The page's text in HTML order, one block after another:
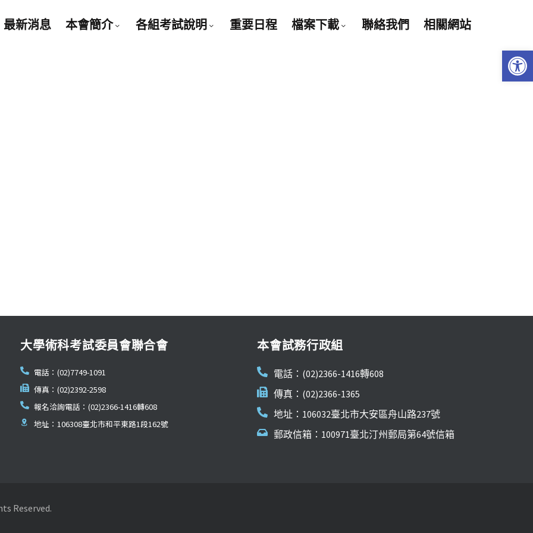
最新消息 本會簡介 各組考試說明 重要日程 檔案下載 聯絡我們 相關網站
大學術科考試委員會聯合會
電話：(02)7749-1091
傳真：(02)2392-2598
報名洽詢電話：(02)2366-1416轉608
地址：106308臺北市和平東路1段162號
本會試務行政組
電話：(02)2366-1416轉608
傳真：(02)2366-1365
地址：106032臺北市大安區舟山路237號
郵政信箱：100971臺北汀州郵局第64號信箱
Reserved.